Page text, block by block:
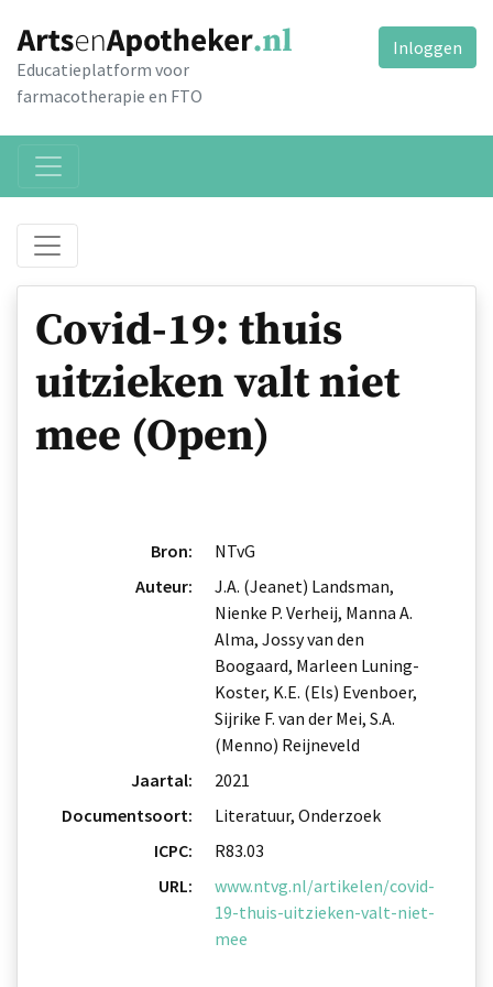
Educatieplatform voor
farmacotherapie en FTO
Inloggen
Covid-19: thuis
uitzieken valt niet
mee (Open)
Bron:
NTvG
Auteur:
J.A. (Jeanet) Landsman,
Nienke P. Verheij, Manna A.
Alma, Jossy van den
Boogaard, Marleen Luning-
Koster, K.E. (Els) Evenboer,
Sijrike F. van der Mei, S.A.
(Menno) Reijneveld
Jaartal:
2021
Documentsoort:
Literatuur, Onderzoek
ICPC:
R83.03
URL:
www.ntvg.nl/artikelen/covid-
19-thuis-uitzieken-valt-niet-
mee